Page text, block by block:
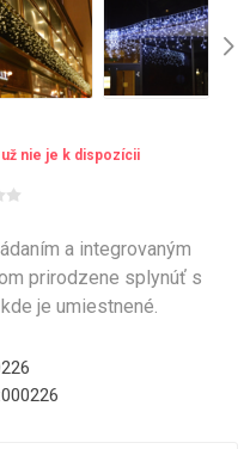
nie je k dispozícii
a integrovaným
prirodzene splynúť s
je umiestnené.